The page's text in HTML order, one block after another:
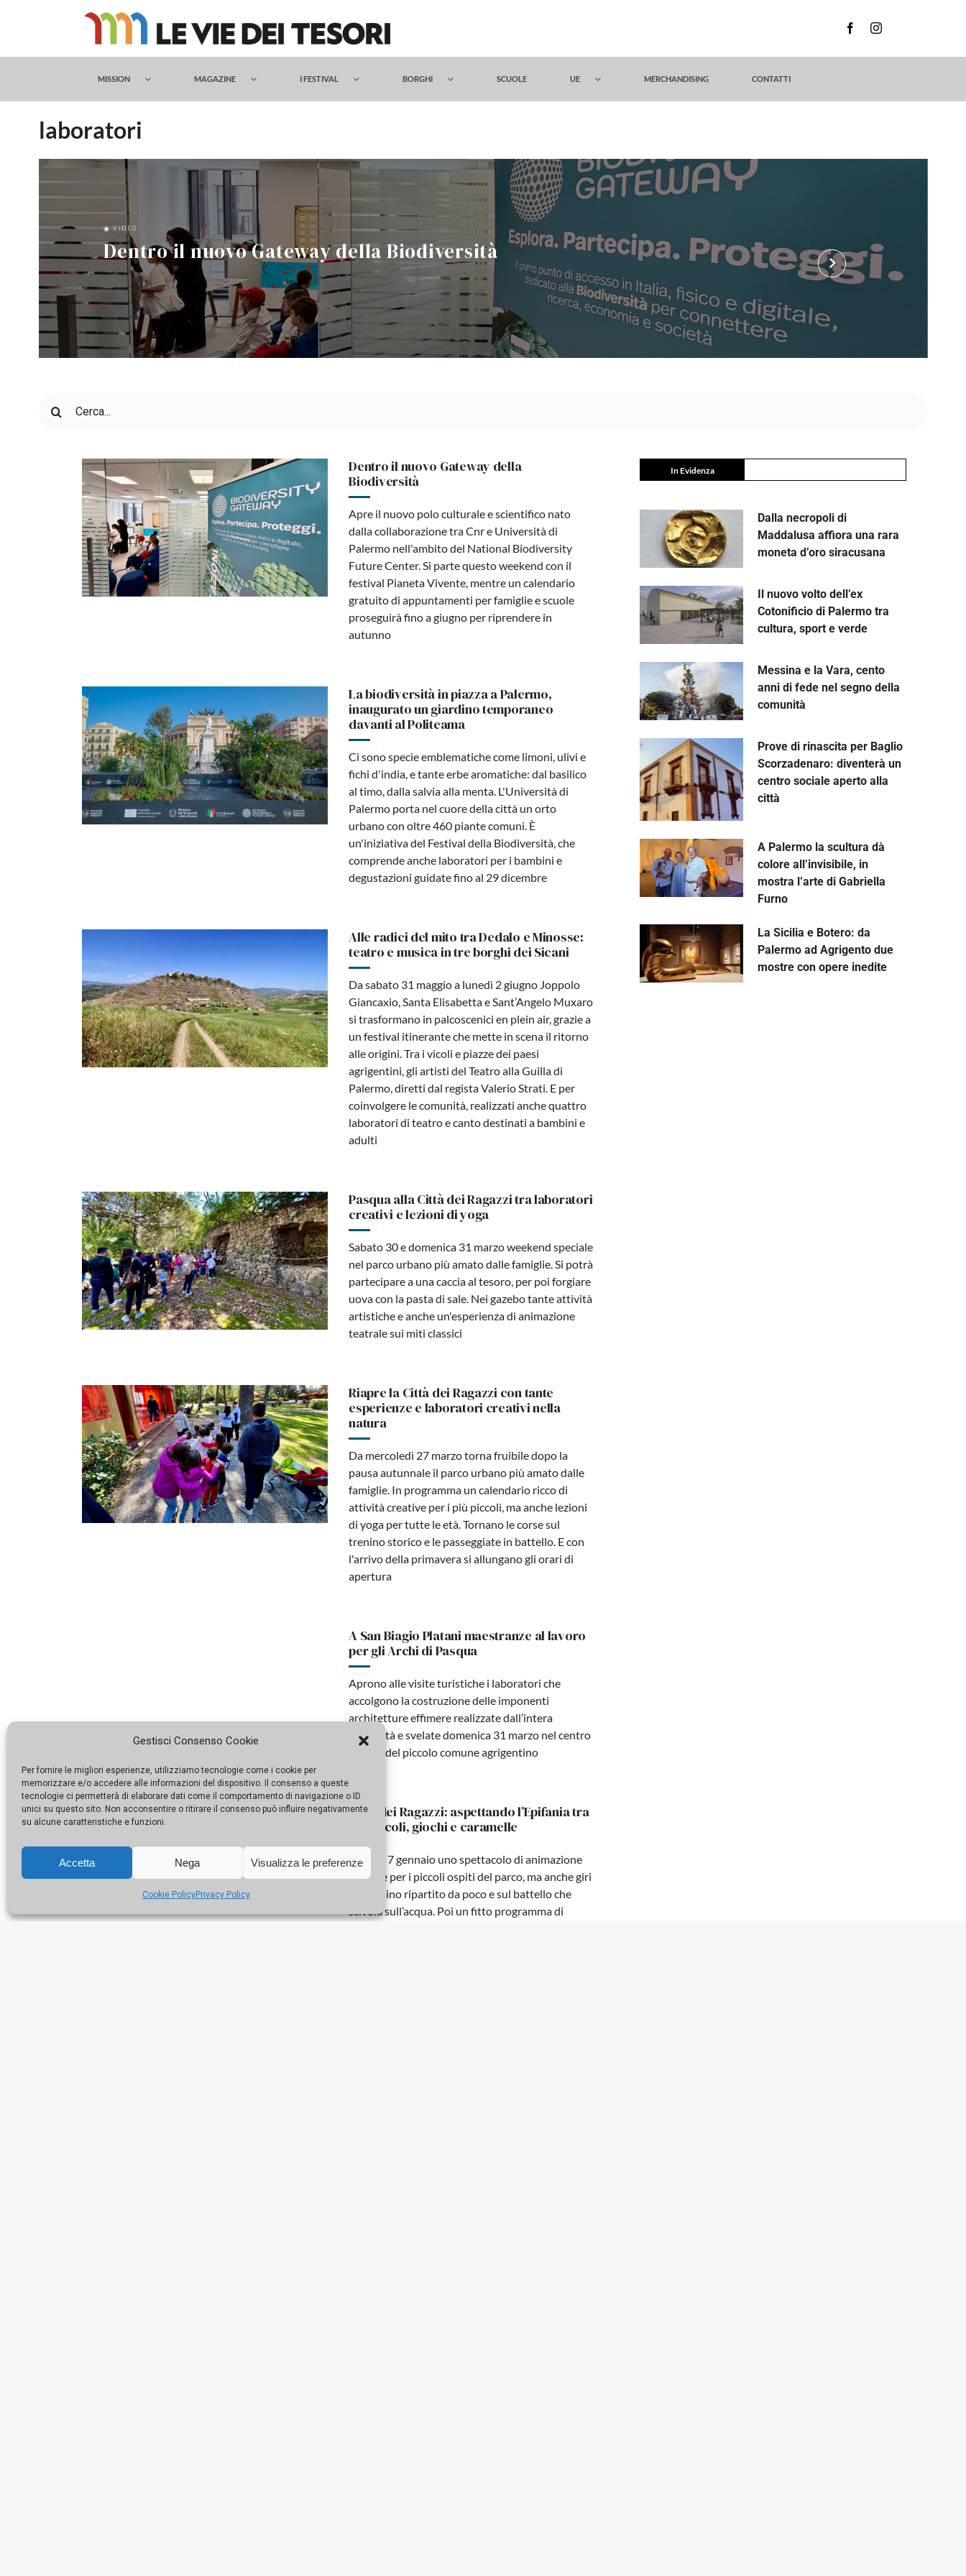
Gestisci Consenso Cookie
Per fornire le migliori esperienze, utilizziamo tecnologie come i cookie per
memorizzare e/o accedere alle informazioni del dispositivo. Il consenso a queste
tecnologie ci permetterà di elaborare dati come il comportamento di navigazione o ID
unici su questo sito. Non acconsentire o ritirare il consenso può influire negativamente
su alcune caratteristiche e funzioni.
Accetta Nega Visualizza le preferenze
Cookie PolicyPrivacy Policy
MISSION MAGAZINE I FESTIVAL BORGHI SCUOLE UE MERCHANDISING CONTATTI
laboratori
◉ VIDEO
Dentro il nuovo Gateway della Biodiversità keyboard_arrow_right
per:
Dentro il nuovo Gateway della
Biodiversità
Apre il nuovo polo culturale e scientifico nato
dalla collaborazione tra Cnr e Università di
Palermo nell'ambito del National Biodiversity
Future Center. Si parte questo weekend con il
festival Pianeta Vivente, mentre un calendario
gratuito di appuntamenti per famiglie e scuole
proseguirà fino a giugno per riprendere in
autunno
La biodiversità in piazza a Palermo,
inaugurato un giardino temporaneo
davanti al Politeama
Ci sono specie emblematiche come limoni, ulivi e
fichi d'india, e tante erbe aromatiche: dal basilico
al timo, dalla salvia alla menta. L'Università di
Palermo porta nel cuore della città un orto
urbano con oltre 460 piante comuni. È
un'iniziativa del Festival della Biodiversità, che
comprende anche laboratori per i bambini e
degustazioni guidate fino al 29 dicembre
Alle radici del mito tra Dedalo e Minosse:
teatro e musica in tre borghi dei Sicani
Da sabato 31 maggio a lunedì 2 giugno Joppolo
Giancaxio, Santa Elisabetta e Sant’Angelo Muxaro
si trasformano in palcoscenici en plein air, grazie a
un festival itinerante che mette in scena il ritorno
alle origini. Tra i vicoli e piazze dei paesi
agrigentini, gli artisti del Teatro alla Guilla di
Palermo, diretti dal regista Valerio Strati. E per
coinvolgere le comunità, realizzati anche quattro
laboratori di teatro e canto destinati a bambini e
adulti
Pasqua alla Città dei Ragazzi tra laboratori
creativi e lezioni di yoga
Sabato 30 e domenica 31 marzo weekend speciale
nel parco urbano più amato dalle famiglie. Si potrà
partecipare a una caccia al tesoro, per poi forgiare
uova con la pasta di sale. Nei gazebo tante attività
artistiche e anche un'esperienza di animazione
teatrale sui miti classici
Riapre la Città dei Ragazzi con tante
esperienze e laboratori creativi nella
natura
Da mercoledì 27 marzo torna fruibile dopo la
pausa autunnale il parco urbano più amato dalle
famiglie. In programma un calendario ricco di
attività creative per i più piccoli, ma anche lezioni
di yoga per tutte le età. Tornano le corse sul
trenino storico e le passeggiate in battello. E con
l'arrivo della primavera si allungano gli orari di
apertura
A San Biagio Platani maestranze al lavoro
per gli Archi di Pasqua
Aprono alle visite turistiche i laboratori che
accolgono la costruzione delle imponenti
architetture effimere realizzate dall’intera
comunità e svelate domenica 31 marzo nel centro
storico del piccolo comune agrigentino
Città dei Ragazzi: aspettando l’Epifania tra
spettacoli, giochi e caramelle
Dal 2 al 7 gennaio uno spettacolo di animazione
teatrale per i piccoli ospiti del parco, ma anche giri
sul trenino ripartito da poco e sul battello che
scivola sull’acqua. Poi un fitto programma di
In Evidenza
Dalla necropoli di
Maddalusa affiora una rara
moneta d’oro siracusana
Il nuovo volto dell’ex
Cotonificio di Palermo tra
cultura, sport e verde
Messina e la Vara, cento
anni di fede nel segno della
comunità
Prove di rinascita per Baglio
Scorzadenaro: diventerà un
centro sociale aperto alla
città
A Palermo la scultura dà
colore all’invisibile, in
mostra l’arte di Gabriella
Furno
La Sicilia e Botero: da
Palermo ad Agrigento due
mostre con opere inedite